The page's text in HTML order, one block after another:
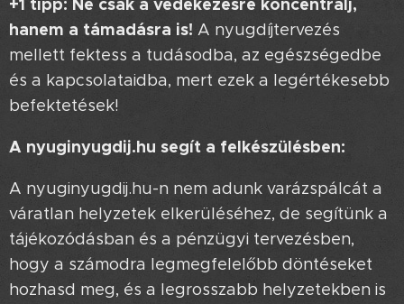
hanem a támadásra is! A nyugdíjtervezés
mellett fektess a tudásodba, az egészségedbe
és a kapcsolataidba, mert ezek a legértékesebb
befektetések!
A nyuginyugdij.hu segít a felkészülésben:
A nyuginyugdij.hu-n nem adunk varázspálcát a
váratlan helyzetek elkerüléséhez, de segítünk a
tájékozódásban és a pénzügyi tervezésben,
hogy a számodra legmegfelelőbb döntéseket
hozhasd meg, és a legrosszabb helyzetekben is